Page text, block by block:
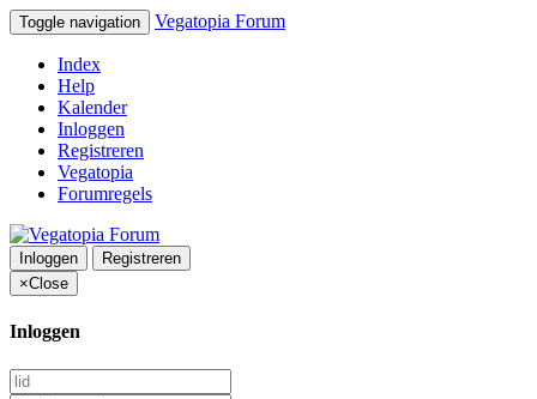
Toggle navigation Vegatopia Forum
Index
Help
Kalender
Inloggen
Registreren
Vegatopia
Forumregels
Inloggen
Registreren
×Close
Inloggen